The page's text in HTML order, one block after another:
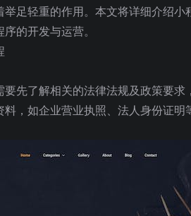
足轻重的作用。本文将详细介绍
的开发与运营。
先了解相关的法律法规及政策要
，如企业营业执照、法人身份证明